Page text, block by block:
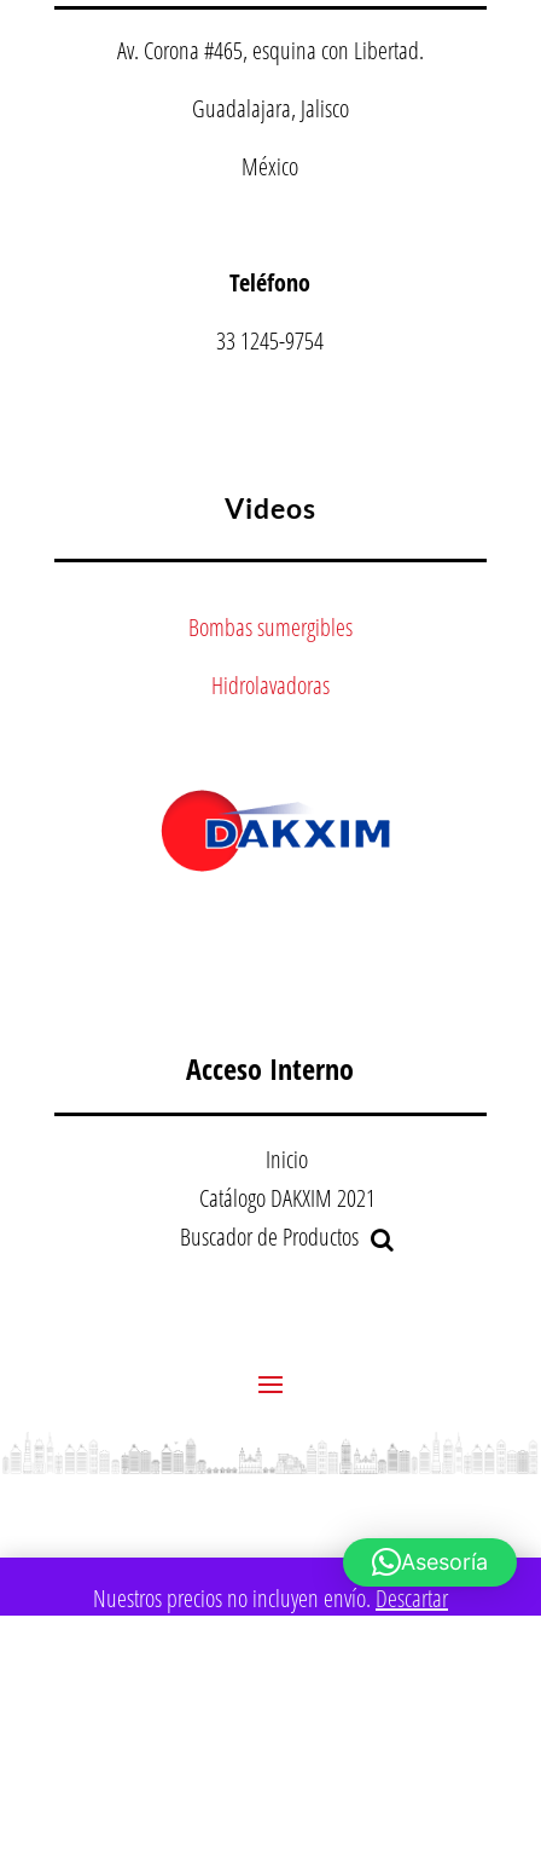
Nuestros precios no incluyen envío. Descartar
Av. Corona #465, esquina con Libertad.
Guadalajara, Jalisco
México
Teléfono
33 1245-9754
Videos
Bombas sumergibles
Hidrolavadoras
Acceso Interno
Inicio
Catálogo DAKXIM 2021
Buscador de Productos
Asesoría